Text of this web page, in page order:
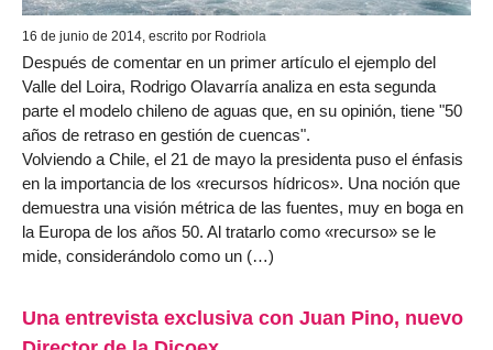
16 de junio de 2014, escrito por Rodriola
Después de comentar en un primer artículo el ejemplo del
Valle del Loira, Rodrigo Olavarría analiza en esta segunda
parte el modelo chileno de aguas que, en su opinión, tiene "50
años de retraso en gestión de cuencas".
Volviendo a Chile, el 21 de mayo la presidenta puso el énfasis
en la importancia de los «recursos hídricos». Una noción que
demuestra una visión métrica de las fuentes, muy en boga en
la Europa de los años 50. Al tratarlo como «recurso» se le
mide, considerándolo como un (…)
Una entrevista exclusiva con Juan Pino, nuevo